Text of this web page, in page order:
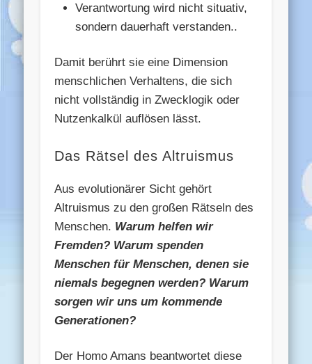
Verantwortung wird nicht situativ,
sondern dauerhaft verstanden..
Damit berührt sie eine Dimension
menschlichen Verhaltens, die sich
nicht vollständig in Zwecklogik oder
Nutzenkalkül auflösen lässt.
Das Rätsel des Altruismus
Aus evolutionärer Sicht gehört
Altruismus zu den großen Rätseln des
Menschen. Warum helfen wir
Fremden? Warum spenden
Menschen für Menschen, denen sie
niemals begegnen werden? Warum
sorgen wir uns um kommende
Generationen?
Der Homo Amans beantwortet diese